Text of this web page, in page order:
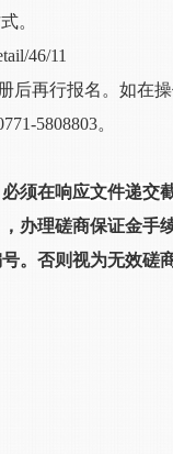
。
46/11
后再行报名。如在
5808803。
须在响应文件递交
办理磋商保证金手
。否则视为无效磋